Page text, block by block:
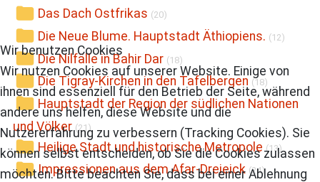
Das Dach Ostfrikas (20)
Die Neue Blume. Hauptstadt Äthiopiens. (12)
Die Nilfälle in Bahir Dar (18)
Die Tigray-Kirchen in den Tafelbergen (18)
Hauptstadt der Region der südlichen Nationen
und Völker (21)
Heilige Stadt und historische Metropole (13)
Impressionen aus dem Afar-Dreieick (24)
Wir benutzen Cookies
Wir nutzen Cookies auf unserer Website. Einige von
ihnen sind essenziell für den Betrieb der Seite, während
andere uns helfen, diese Website und die
Nutzererfahrung zu verbessern (Tracking Cookies). Sie
können selbst entscheiden, ob Sie die Cookies zulassen
möchten. Bitte beachten Sie, dass bei einer Ablehnung